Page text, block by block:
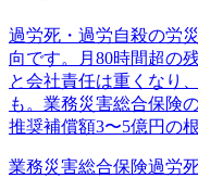
過労死・過労自殺の労
向です。月80時間超の
と会社責任は重くなり
も。業務災害総合保険
推奨補償額3〜5億円の
業務災害総合保険過労